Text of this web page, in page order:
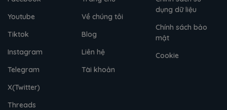
Youtube
Tiktok
Instagram
Telegram
X(Twitter)
Threads
Về chúng tôi
Blog
Liên hệ
Tài khoản
dụng dữ liệu
Chính sách bảo
mật
Cookie